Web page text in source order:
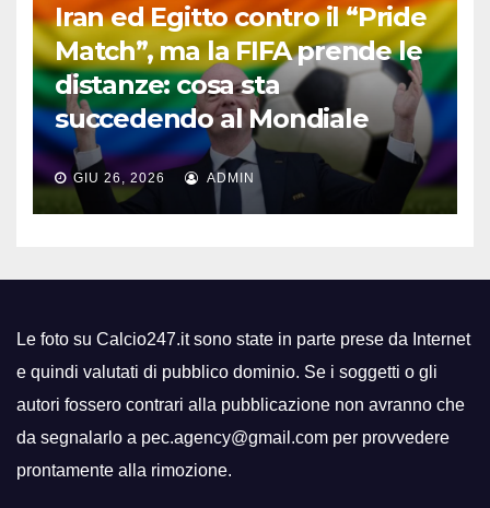
Iran ed Egitto contro il “Pride
Match”, ma la FIFA prende le
distanze: cosa sta
succedendo al Mondiale
GIU 26, 2026 ADMIN
Le foto su Calcio247.it sono state in parte prese da Internet
e quindi valutati di pubblico dominio. Se i soggetti o gli
autori fossero contrari alla pubblicazione non avranno che
da segnalarlo a pec.agency@gmail.com per provvedere
prontamente alla rimozione.